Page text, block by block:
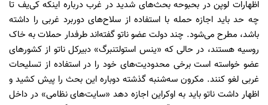
اظهارات لوپن در بحبوحه بحث‌های شدید در غرب درباره اینکه کی‌یف تا
چه حد باید اجازه حمله با استفاده از سلاح‌های دوربرد غربی را داشته
باشد، مطرح می‌شود. چند دولت عضو ناتو گفته‌اند طرفدار حملات به خاک
روسیه هستند، در حالی که «ینس استولتنبرگ» دبیرکل ناتو از کشورهای
عضو خواسته است برخی محدودیت‌های خود را در استفاده از تسلیحات
غربی لغو کنند. مکرون سه‌شنبه گذشته دوباره این بحث را پیش کشید و
اظهار داشت ناتو باید به اوکراین اجازه دهد «سایت‌های نظامی» در داخل